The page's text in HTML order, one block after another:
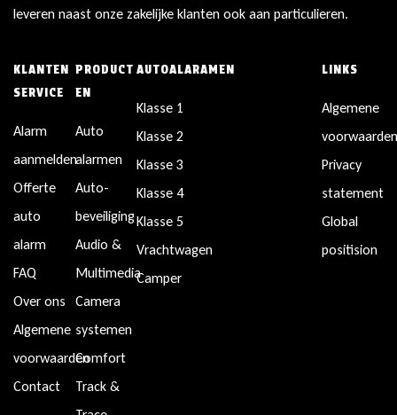
leveren naast onze zakelijke klanten ook aan particulieren.
KLANTEN
SERVICE
Alarm
aanmelden
Offerte
auto
alarm
FAQ
Over ons
Algemene
voorwaarden
Contact
PRODUCT
EN
Auto
alarmen
Auto-
beveiliging
Audio &
Multimedia
Camera
systemen
Comfort
Track &
AUTOALARAMEN
Klasse 1
Klasse 2
Klasse 3
Klasse 4
Klasse 5
Vrachtwagen
Camper
LINKS
Algemene
Privacy
statement
Global
positision